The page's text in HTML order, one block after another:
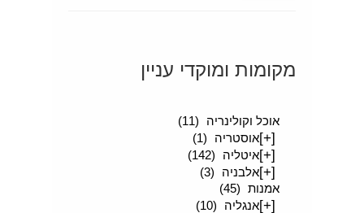
מקומות ומוקדי עניין
אוכל וקולינריה
(11)
[+]אוסטריה (1)
[+]איטליה (142)
[+]אלבניה
(3)
אמנות (45)
[+]אנגליה (10)